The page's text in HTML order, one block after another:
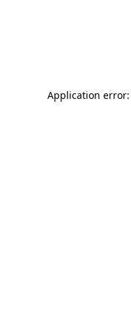
Application